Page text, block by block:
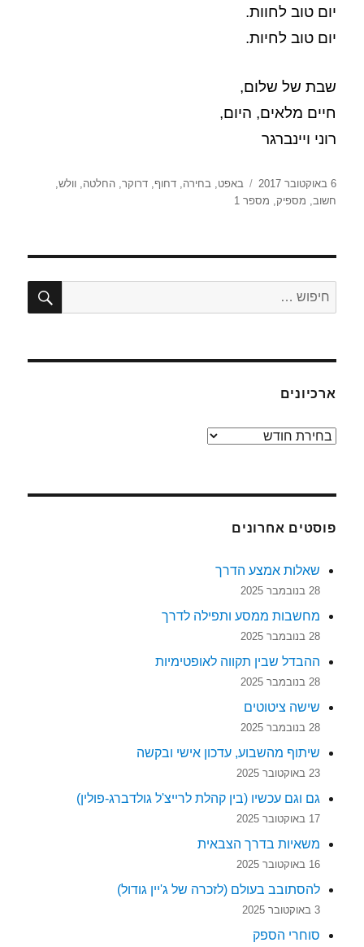
יום טוב לחוות.
יום טוב לחיות.
שבת של שלום,
חיים מלאים, היום,
רוני ויינברגר
פורסם
בתאריך
6 באוקטובר 2017 תגיות
באפט,בחירה,דחוף,דרוקר,החלטה,וולש,
חשוב, מספיק, מספר 1
חפש:
ארכיונים
ארכיונים
פוסטים אחרונים
שאלות אמצע הדרך
28 בנובמבר 2025
מחשבות ממסע ותפילה לדרך
28 בנובמבר 2025
ההבדל שבין תקווה לאופטימיות
28 בנובמבר 2025
שישה ציטוטים
28 בנובמבר 2025
שיתוף מהשבוע, עדכון אישי ובקשה
23 באוקטובר 2025
גם וגם עכשיו (בין קהלת לרייצ'ל גולדברג-פולין)
17 באוקטובר 2025
משאיות בדרך הצבאית
16 באוקטובר 2025
להסתובב בעולם (לזכרה של ג'יין גודול)
3 באוקטובר 2025
סוחרי הספק